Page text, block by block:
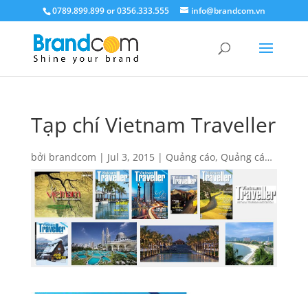
0789.899.899 or 0356.333.555 info@brandcom.vn
Tạp chí Vietnam Traveller
bởi brandcom | Jul 3, 2015| Quảng cáo, Quảng cáo
báo giấy